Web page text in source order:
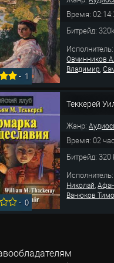
- 1
Время:
Битрейд:
Исполнитель:
Овчинников
Владимир,
-0
Теккерей
Жанр:
Время: 02
Битрейд: 320
Исполнитель:
Николай,
Ванюков